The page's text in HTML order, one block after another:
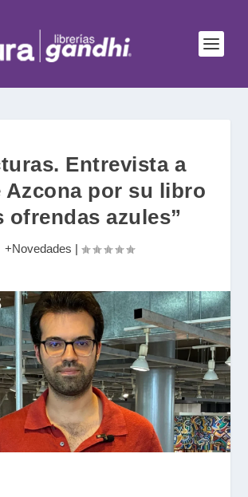
Entrevista a
Azcona por su libro
ofrendas azules”
+Novedades |